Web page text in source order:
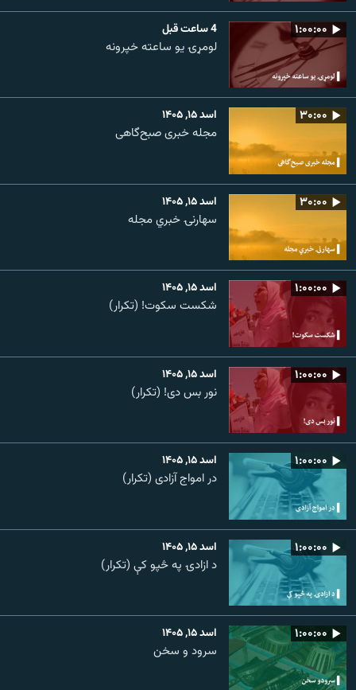
۱:۰۰:۰۰ 4 ساعت قبل
لومړۍ یو ساعته خپرونه
۳۰:۰۰ اسد ۱۵, ۱۴۰۵
مجله خبری صبح‌گاهی
۳۰:۰۰ اسد ۱۵, ۱۴۰۵
سهارنۍ خبري مجله
۱:۰۰:۰۰ اسد ۱۵, ۱۴۰۵
شکست سکوت! (تکرار)
۱:۰۰:۰۰ اسد ۱۵, ۱۴۰۵
نور بس دی! (تکرار)
۱:۰۰:۰۰ اسد ۱۵, ۱۴۰۵
در امواج آزادی (تکرار)
۱:۰۰:۰۰ اسد ۱۵, ۱۴۰۵
د ازادۍ په څپو کې (تکرار)
۱:۰۰:۰۰ اسد ۱۵, ۱۴۰۵
سرود و سخن